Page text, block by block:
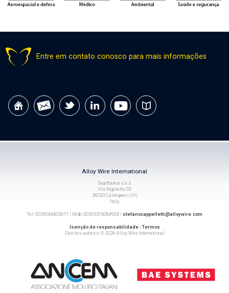
Entre em contato conosco para mais informações
Alloy Wire International
Sagittaurus s.a.s.
Via Rigoletto 55
36020 Castegnero (VI)
Italy
Tel: 0039044402677 | Mob: 00393318084924 | stefanocappelletti@alloywire.com
Isenção de responsabilidade|Termos
Direitos autorais © 2026 Alloy Wire International